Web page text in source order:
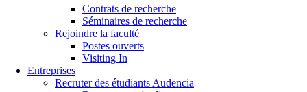
Contrats de recherche
Séminaires de recherche
Rejoindre la faculté
Postes ouverts
Visiting In
Entreprises
Recruter des étudiants Audencia